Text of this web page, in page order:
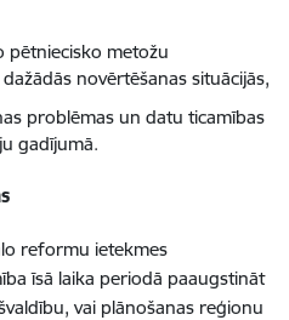
pētniecisko metožu
novērtēšanas situācijās,
problēmas un datu ticamības
gadījumā.
reformu ietekmes
īsā laika periodā paaugstināt
vai plānošanas reģionu